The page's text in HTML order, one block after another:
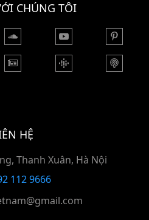
CHÚNG TÔI
HỆ
Thanh Xuân, Hà Nội
112 9666